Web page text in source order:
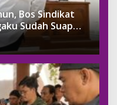
Bos Sindikat
Sudah Suap